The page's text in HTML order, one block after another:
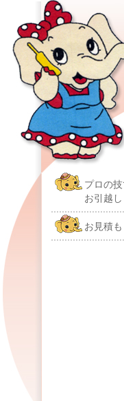
プロの
お引越し
お見積